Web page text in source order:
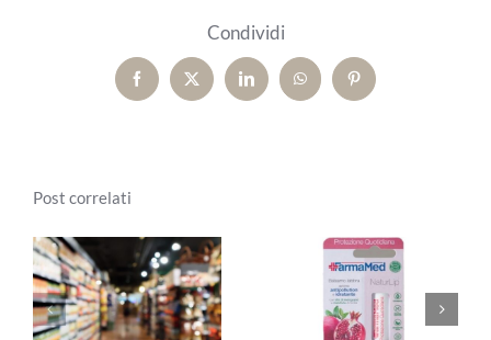
Condividi
FacebookX LinkedInWhatsAppPinterest
Post correlati